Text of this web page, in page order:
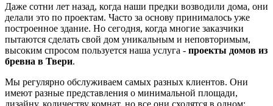
Даже сотни лет назад, когда наши предки возводили дома, они
делали это по проектам. Часто за основу принималось уже
построенное здание. Но сегодня, когда многие заказчики
пытаются сделать свой дом уникальным и неповторимым,
высоким спросом пользуется наша услуга - проекты домов из
бревна в Твери.
Мы регулярно обслуживаем самых разных клиентов. Они
имеют разные представления о минимальной площади,
дизайну, количеству комнат, но все они сходятся в одном: